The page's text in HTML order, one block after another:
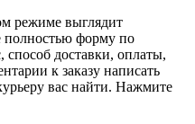
режиме выглядит
полностью форму по
способ доставки, оплаты,
к заказу написать
вас найти. Нажмите